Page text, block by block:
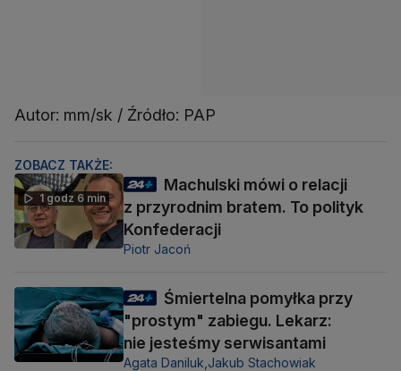
Autor: mm/sk / Źródło: PAP
ZOBACZ TAKŻE:
1 godz 6 min
Machulski mówi o relacji
z przyrodnim bratem. To polityk
Konfederacji
Piotr Jacoń
Śmiertelna pomyłka przy
"prostym" zabiegu. Lekarz:
nie jesteśmy serwisantami
Agata Daniluk, Jakub Stachowiak